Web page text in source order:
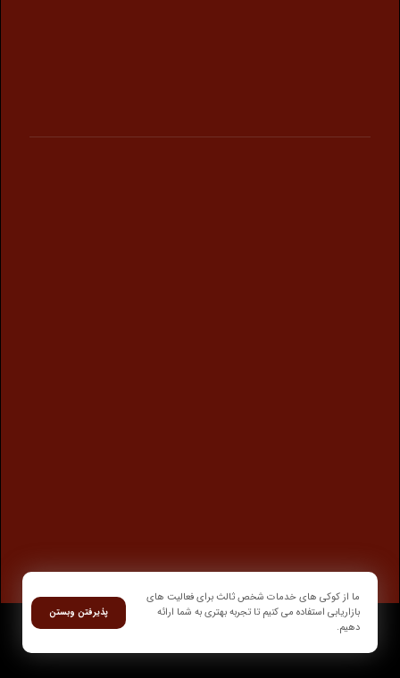
ما از کوکی های خدمات شخص ثالث برای فعالیت های
بازاریابی استفاده می کنیم تا تجربه بهتری به شما ارائه
دهیم.
پذیرفتن وبستن